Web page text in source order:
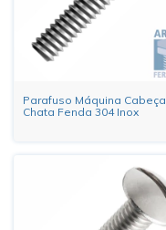
Parafuso Máquina Cabeça
Chata Fenda 304 Inox